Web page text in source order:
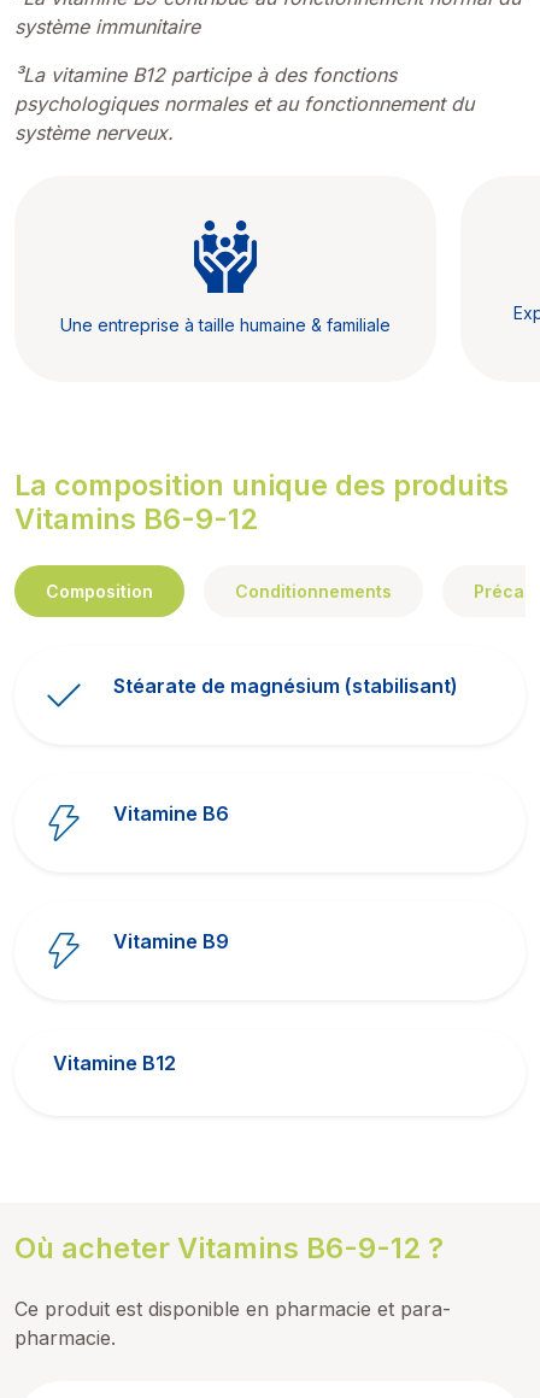
système immunitaire
³La vitamine B12 participe à des fonctions
psychologiques normales et au fonctionnement du
système nerveux.
Une entreprise à taille humaine & familiale
La composition unique des produits
Vitamins B6-9-12
Composition Conditionnements
Stéarate de magnésium (stabilisant)
Vitamine B6
Vitamine B9
Vitamine B12
Où acheter Vitamins B6-9-12 ?
Ce produit est disponible en pharmacie et para-
pharmacie.